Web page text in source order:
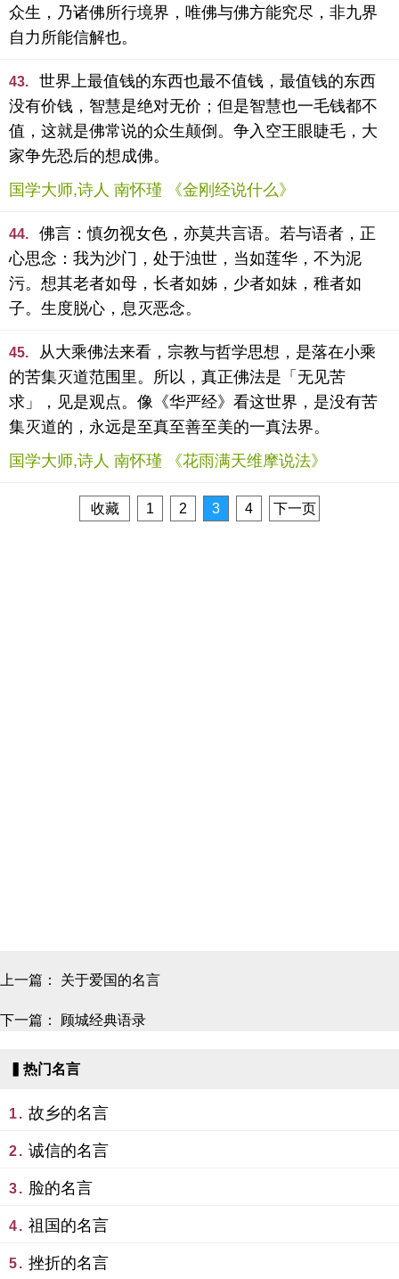
众生，乃诸佛所行境界，唯佛与佛方能究尽，非九界
自力所能信解也。
43.
世界上最值钱的东西也最不值钱，最值钱的东西
没有价钱，智慧是绝对无价；但是智慧也一毛钱都不
值，这就是佛常说的众生颠倒。争入空王眼睫毛，大
家争先恐后的想成佛。
国学大师,诗人 南怀瑾 《金刚经说什么》
44.
佛言：慎勿视女色，亦莫共言语。若与语者，正
心思念：我为沙门，处于浊世，当如莲华，不为泥
污。想其老者如母，长者如姊，少者如妹，稚者如
子。生度脱心，息灭恶念。
45.
从大乘佛法来看，宗教与哲学思想，是落在小乘
的苦集灭道范围里。所以，真正佛法是「无见苦
求」，见是观点。像《华严经》看这世界，是没有苦
集灭道的，永远是至真至善至美的一真法界。
国学大师,诗人 南怀瑾 《花雨满天维摩说法》
收藏 1 2 3 4 下一页
上一篇： 关于爱国的名言
下一篇： 顾城经典语录
▍热门名言
1. 故乡的名言
2. 诚信的名言
3. 脸的名言
4. 祖国的名言
5. 挫折的名言